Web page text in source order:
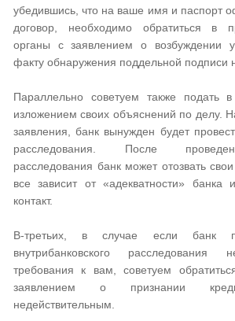
убедившись, что на ваше имя и паспорт
договор, необходимо обратиться в
органы с заявлением о возбуждении
факту обнаружения поддельной подписи
Параллельно советуем также подать
изложением своих объяснений по делу.
заявления, банк вынужден будет
расследования. После
расследования банк может отозвать
все зависит от «адекватности»
контакт.
В-третьих, в случае если банк
внутрибанковского
требования к вам, советуем
заявлением о признании
недействительным.